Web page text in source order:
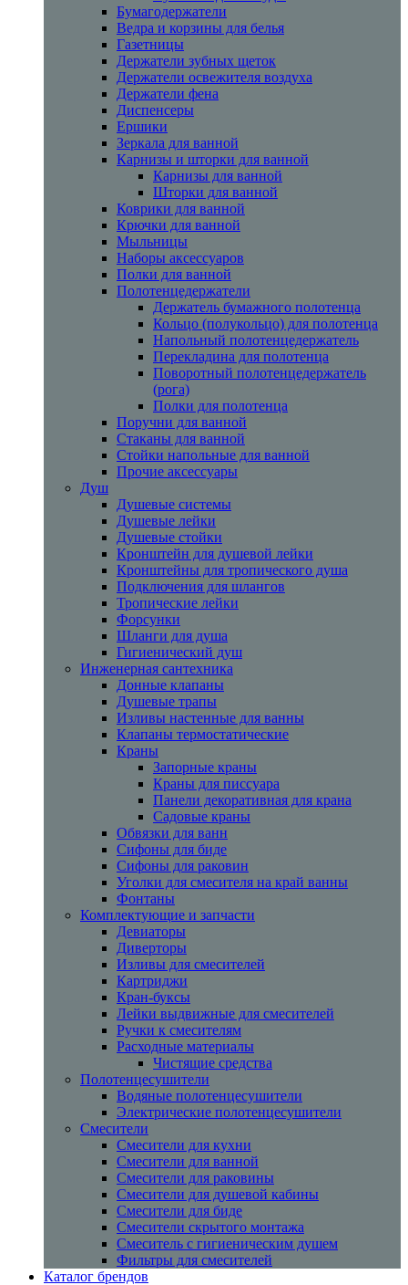
Бумагодержатели
Ведра и корзины для белья
Газетницы
Держатели зубных щеток
Держатели освежителя воздуха
Держатели фена
Диспенсеры
Ершики
Зеркала для ванной
Карнизы и шторки для ванной
Карнизы для ванной
Шторки для ванной
Коврики для ванной
Крючки для ванной
Мыльницы
Наборы аксессуаров
Полки для ванной
Полотенцедержатели
Держатель бумажного полотенца
Кольцо (полукольцо) для полотенца
Напольный полотенцедержатель
Перекладина для полотенца
Поворотный полотенцедержатель
(рога)
Полки для полотенца
Поручни для ванной
Стаканы для ванной
Стойки напольные для ванной
Прочие аксессуары
Душ
Душевые системы
Душевые лейки
Душевые стойки
Кронштейн для душевой лейки
Кронштейны для тропического душа
Подключения для шлангов
Тропические лейки
Форсунки
Шланги для душа
Гигиенический душ
Инженерная сантехника
Донные клапаны
Душевые трапы
Изливы настенные для ванны
Клапаны термостатические
Краны
Запорные краны
Краны для писсуара
Панели декоративная для крана
Садовые краны
Обвязки для ванн
Сифоны для биде
Сифоны для раковин
Уголки для смесителя на край ванны
Фонтаны
Комплектующие и запчасти
Девиаторы
Диверторы
Изливы для смесителей
Картриджи
Кран-буксы
Лейки выдвижные для смесителей
Ручки к смесителям
Расходные материалы
Чистящие средства
Полотенцесушители
Водяные полотенцесушители
Электрические полотенцесушители
Смесители
Смесители для кухни
Смесители для ванной
Смесители для раковины
Смесители для душевой кабины
Смесители для биде
Смесители скрытого монтажа
Смеситель с гигиеническим душем
Фильтры для смесителей
Каталог брендов